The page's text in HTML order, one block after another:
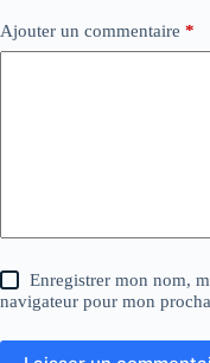
Ajouter un commentaire *
Enregistrer mon nom,
navigateur pour mon